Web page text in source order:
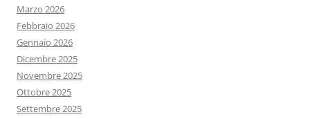
Marzo 2026
Febbraio 2026
Gennaio 2026
Dicembre 2025
Novembre 2025
Ottobre 2025
Settembre 2025